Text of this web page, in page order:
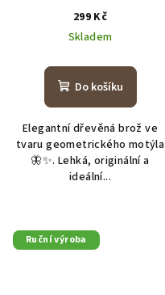
299 Kč
Skladem
Do košíku
Elegantní dřevěná brož ve
tvaru geometrického motýla
🦋✨. Lehká, originální a
ideální...
Ruční výroba